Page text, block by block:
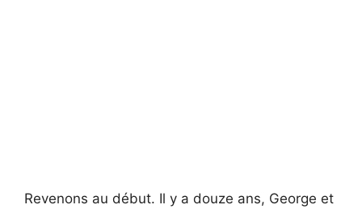
Revenons au début. Il y a douze ans, George et